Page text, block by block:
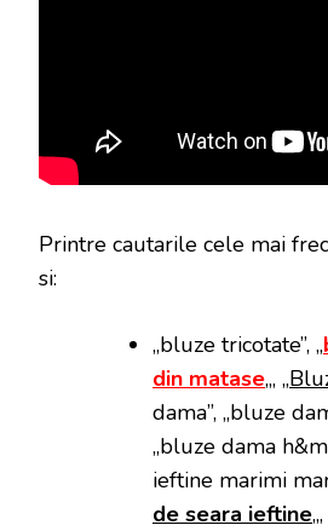
Printre cautarile cele mai
si:
„bluze tricotate”, „
din matase„, „
dama”, „bluze
„bluze dama
ieftine marimi
de seara ieftine